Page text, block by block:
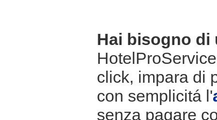
Hai bisogno di
click, impara di
con semplicitá l'
senza pagare